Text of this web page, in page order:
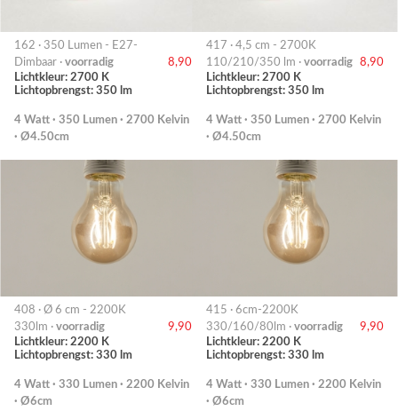
162 · 350 Lumen - E27-
Dimbaar · voorradig
8,90
Lichtkleur: 2700 K
Lichtopbrengst: 350 lm
4 Watt · 350 Lumen · 2700 Kelvin
· Ø4.50cm
417 · 4,5 cm - 2700K
110/210/350 lm · voorradig
8,90
Lichtkleur: 2700 K
Lichtopbrengst: 350 lm
4 Watt · 350 Lumen · 2700 Kelvin
· Ø4.50cm
408 · Ø 6 cm - 2200K
330lm · voorradig
9,90
Lichtkleur: 2200 K
Lichtopbrengst: 330 lm
4 Watt · 330 Lumen · 2200 Kelvin
· Ø6cm
415 · 6cm-2200K
330/160/80lm · voorradig
9,90
Lichtkleur: 2200 K
Lichtopbrengst: 330 lm
4 Watt · 330 Lumen · 2200 Kelvin
· Ø6cm